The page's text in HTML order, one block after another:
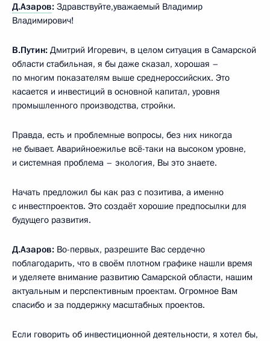
Д.Азаров: Здравствуйте,уважаемый Владимир
Владимирович!
В.Путин: Дмитрий Игоревич, в целом ситуация в Самарской
области стабильная, я бы даже сказал, хорошая –
по многим показателям выше среднероссийских. Это
касается и инвестиций в основной капитал, уровня
промышленного производства, стройки.
Правда, есть и проблемные вопросы, без них никогда
не бывает. Аварийноежилье всё-таки на высоком уровне,
и системная проблема – экология, Вы это знаете.
Начать предложил бы как раз с позитива, а именно
с инвестпроектов. Это создаёт хорошие предпосылки для
будущего развития.
Д.Азаров: Во-первых, разрешите Вас сердечно
поблагодарить, что в своём плотном графике нашли время
и уделяете внимание развитию Самарской области, нашим
актуальным и перспективным проектам. Огромное Вам
спасибо и за поддержку масштабных проектов.
Если говорить об инвестиционной деятельности, я хотел бы,